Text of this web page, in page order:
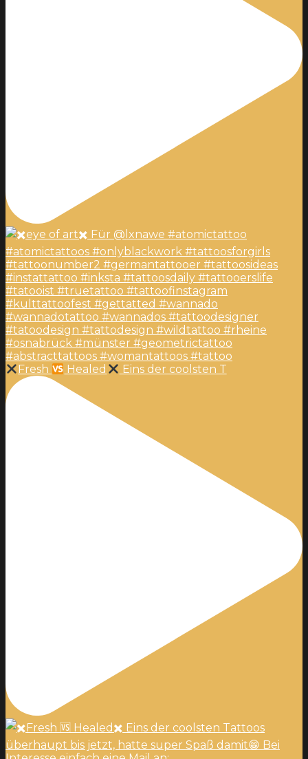
Fresh Healed Eins der coolsten T